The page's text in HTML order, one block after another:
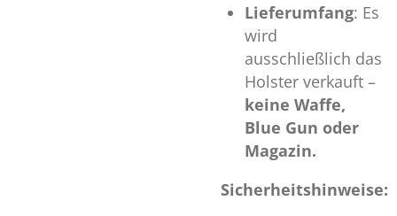
Lieferumfang: Es
wird
ausschließlich das
Holster verkauft –
keine Waffe,
Blue Gun oder
Magazin.
Sicherheitshinweise: